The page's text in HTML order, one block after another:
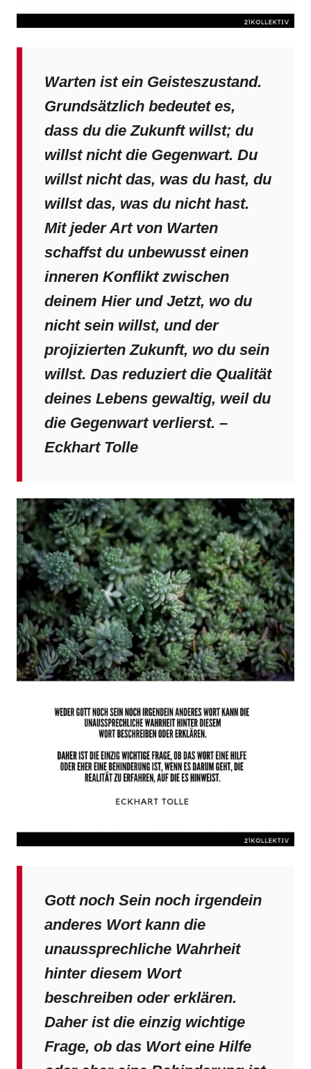
Warten ist ein Geisteszustand.
Grundsätzlich bedeutet es,
dass du die Zukunft willst; du
willst nicht die Gegenwart. Du
willst nicht das, was du hast, du
willst das, was du nicht hast.
Mit jeder Art von Warten
schaffst du unbewusst einen
inneren Konflikt zwischen
deinem Hier und Jetzt, wo du
nicht sein willst, und der
projizierten Zukunft, wo du sein
willst. Das reduziert die Qualität
deines Lebens gewaltig, weil du
die Gegenwart verlierst. –
Eckhart Tolle
Gott noch Sein noch irgendein
anderes Wort kann die
unaussprechliche Wahrheit
hinter diesem Wort
beschreiben oder erklären.
Daher ist die einzig wichtige
Frage, ob das Wort eine Hilfe